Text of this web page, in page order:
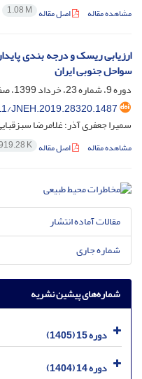
مشاهده مقاله اصل مقاله 1.08 M
ارزیابی ریسک و درجه بندی
سواحل جنوبی ایران
دوره 9، شماره 23، خرداد 1399، صفحه
JNEH.2019.28320.1487
سمیرا جعفری آذر؛ غلامرضا
مشاهده مقاله اصل مقاله K
مقالات آماده انتشار
شماره جاری
شماره‌های پیشین نشریه
دوره 15 (1405)
دوره 14 (1404)